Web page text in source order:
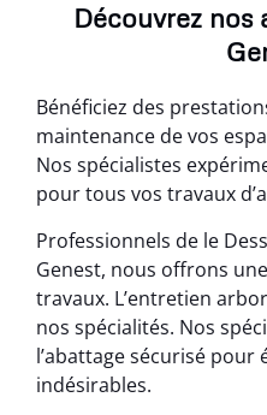
Découvrez
Bénéficiez des
maintenance de vos
Nos spécialistes
pour tous vos travaux
Professionnels de le
Genest, nous offrons
travaux. L’entretien
nos spécialités. Nos
l’abattage sécurisé pour
indésirables.